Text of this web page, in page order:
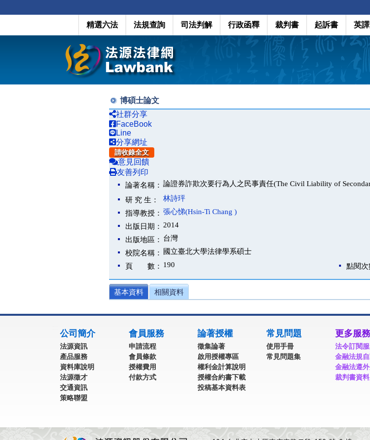
精選六法 法規查詢 司法判解 行政函釋 裁判書 起訴書 英
博碩士論文
社群分享
FaceBook
Line
分享網址
請收錄全文
意見回饋
友善列印
論著名稱： 論證券詐欺次要行為人之民事責任(The Civil Liability of
研 究 生：
林詩玶
指導教授： 張心悌(Hsin-Ti Chang )
出版日期： 2014
出版地區： 台灣
校院名稱：
國立臺北大學法律學系碩士
頁 數： 190 點閱次
基本資料 相關資料
公司簡介
法源資訊
產品服務
資料庫說明
法源徵才
交通資訊
策略聯盟
會員服務
申請流程
會員條款
授權費用
付款方式
論著授權
徵集論著
啟用授權專區
權利金計算說明
授權合約書下載
投稿基本資料表
常見問題
使用手冊
常見問題集
更多服務
法令訂閱
金融法規
金融法遵
裁判書資